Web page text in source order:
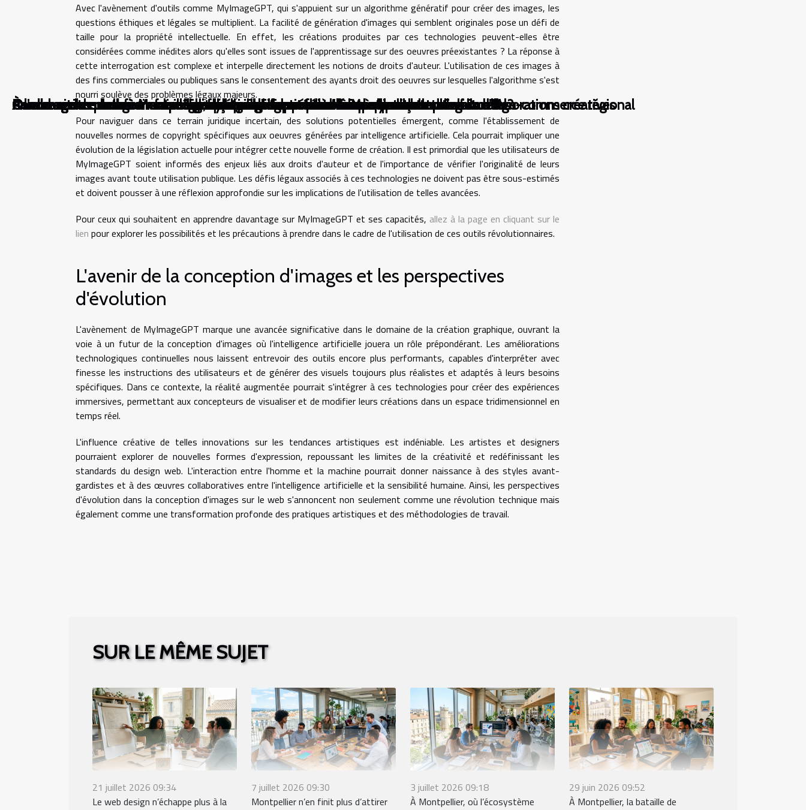
Avec l'avènement d'outils comme MyImageGPT, qui s'appuient sur un algorithme génératif pour créer des images, les
questions éthiques et légales se multiplient. La facilité de génération d'images qui semblent originales pose un défi de
taille pour la propriété intellectuelle. En effet, les créations produites par ces technologies peuvent-elles être
considérées comme inédites alors qu'elles sont issues de l'apprentissage sur des oeuvres préexistantes ? La réponse à
cette interrogation est complexe et interpelle directement les notions de droits d'auteur. L'utilisation de ces images à
des fins commerciales ou publiques sans le consentement des ayants droit des oeuvres sur lesquelles l'algorithme s'est
nourri soulève des problèmes légaux majeurs.
Pour naviguer dans ce terrain juridique incertain, des solutions potentielles émergent, comme l'établissement de
nouvelles normes de copyright spécifiques aux oeuvres générées par intelligence artificielle. Cela pourrait impliquer une
évolution de la législation actuelle pour intégrer cette nouvelle forme de création. Il est primordial que les utilisateurs de
MyImageGPT soient informés des enjeux liés aux droits d'auteur et de l'importance de vérifier l'originalité de leurs
images avant toute utilisation publique. Les défis légaux associés à ces technologies ne doivent pas être sous-estimés
et doivent pousser à une réflexion approfondie sur les implications de l'utilisation de telles avancées.
Pour ceux qui souhaitent en apprendre davantage sur MyImageGPT et ses capacités, allez à la page en cliquant sur le
lien pour explorer les possibilités et les précautions à prendre dans le cadre de l'utilisation de ces outils révolutionnaires.
L'avenir de la conception d'images et les perspectives
d'évolution
L'avènement de MyImageGPT marque une avancée significative dans le domaine de la création graphique, ouvrant la
voie à un futur de la conception d'images où l'intelligence artificielle jouera un rôle prépondérant. Les améliorations
technologiques continuelles nous laissent entrevoir des outils encore plus performants, capables d'interpréter avec
finesse les instructions des utilisateurs et de générer des visuels toujours plus réalistes et adaptés à leurs besoins
spécifiques. Dans ce contexte, la réalité augmentée pourrait s'intégrer à ces technologies pour créer des expériences
immersives, permettant aux concepteurs de visualiser et de modifier leurs créations dans un espace tridimensionnel en
temps réel.
L'influence créative de telles innovations sur les tendances artistiques est indéniable. Les artistes et designers
pourraient explorer de nouvelles formes d'expression, repoussant les limites de la créativité et redéfinissant les
standards du design web. L'interaction entre l'homme et la machine pourrait donner naissance à des styles avant-
gardistes et à des œuvres collaboratives entre l'intelligence artificielle et la sensibilité humaine. Ainsi, les perspectives
d'évolution dans la conception d'images sur le web s'annoncent non seulement comme une révolution technique mais
également comme une transformation profonde des pratiques artistiques et des méthodologies de travail.
SUR LE MÊME SUJET
Quelle agence web à Montpellier défend une approche écoresponsable du web design
21 juillet 2026 09:34
Le web design n’échappe plus à la
À la rencontre du savoir-faire digital : quelle agence web à Montpellier truste les collaborations créatives
7 juillet 2026 09:30
Montpellier n’en finit plus d’attirer
Quelle agence web à Montpellier façonne l’identité numérique des entreprises locales
3 juillet 2026 09:18
À Montpellier, où l’écosystème
Quelle agence web à Montpellier façonne l'identité numérique locale
29 juin 2026 09:52
À Montpellier, la bataille de
Quelle agence web à Montpellier dynamise l’innovation locale
À l’ombre des ruelles ensoleillées, quelle agence web à Montpellier invente le futur du e-commerce régional
Rendre visible un e-commerce dans la jungle du référencement local
Quelle agence web à Montpellier change la donne pour les commerçants locaux
Comment les plateformes en ligne démocratisent-elles l'accès aux technologies d'IA ?
Comment les changements réglementaires impactent-ils les cryptomonnaies ?